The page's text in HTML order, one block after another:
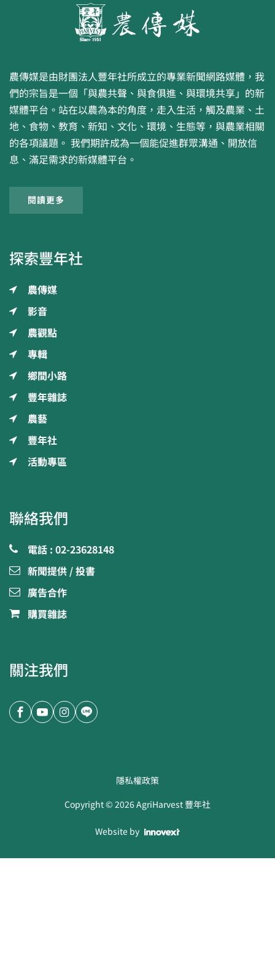
農傳媒是由財團法人豐年社所成立的專業新聞網路媒體，我
們的宗旨是一個「與農共聲、與食俱進、與環境共享」的新
媒體平台。站在以農為本的角度，走入生活，觸及農業、土
地、食物、教育、新知、文化、環境、生態等，與農業相關
的各項議題。 我們期許成為一個能促進群眾溝通、開放信
息、滿足需求的新媒體平台。
閱讀更多
探索豐年社
農傳媒
影音
農觀點
專輯
鄉間小路
豐年雜誌
農藝
豐年社
活動專區
聯絡我們
電話 : 02-23628148
新聞提供 / 投書
廣告合作
購買雜誌
關注我們
隱私權政策
Copyright ©2026AgriHarvest 豐年社
Website by